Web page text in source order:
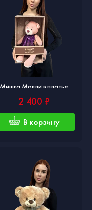
Мишка Молли в платье
2 400 ₽
В корзину